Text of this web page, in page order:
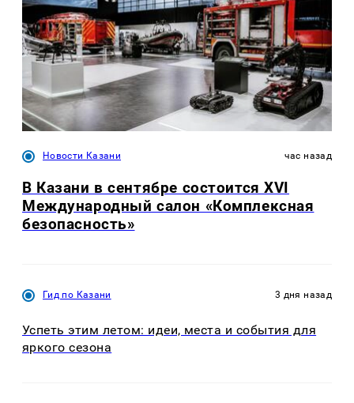
Новости Казани час назад
В Казани в сентябре состоится XVI
Международный салон «Комплексная
безопасность»
Гид по Казани 3 дня назад
Успеть этим летом: идеи, места и события для
яркого сезона